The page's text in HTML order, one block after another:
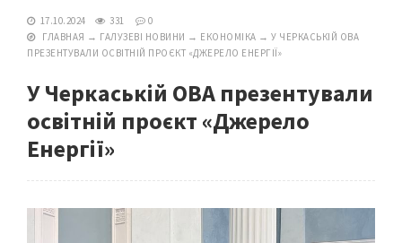
17.10.2024 331
0
ГЛАВНАЯ → ГАЛУЗЕВІ НОВИНИ → ЕКОНОМІКА → У ЧЕРКАСЬКІЙ ОВА
ПРЕЗЕНТУВАЛИ ОСВІТНІЙ ПРОЄКТ «ДЖЕРЕЛО ЕНЕРГІЇ»
У Черкаській ОВА презентували
освітній проєкт «Джерело
Енергії»